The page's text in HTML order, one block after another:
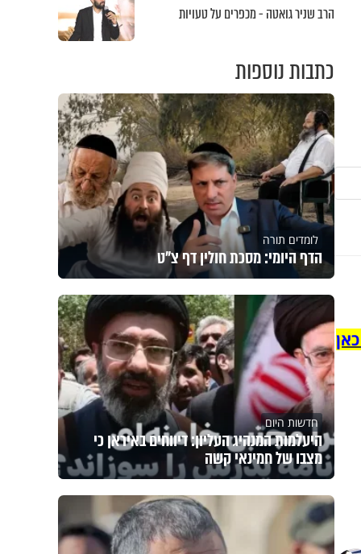
הרב שניר גואטה - מכפרים על טעויות
כתבות נוספות
לומדים תורה
הדף היומי: מסכת חולין דף צ"ט
חדשות היום
היעלמות המנהיג העליון: דיווחים באיראן כי
מצבו של חמינאי קשה